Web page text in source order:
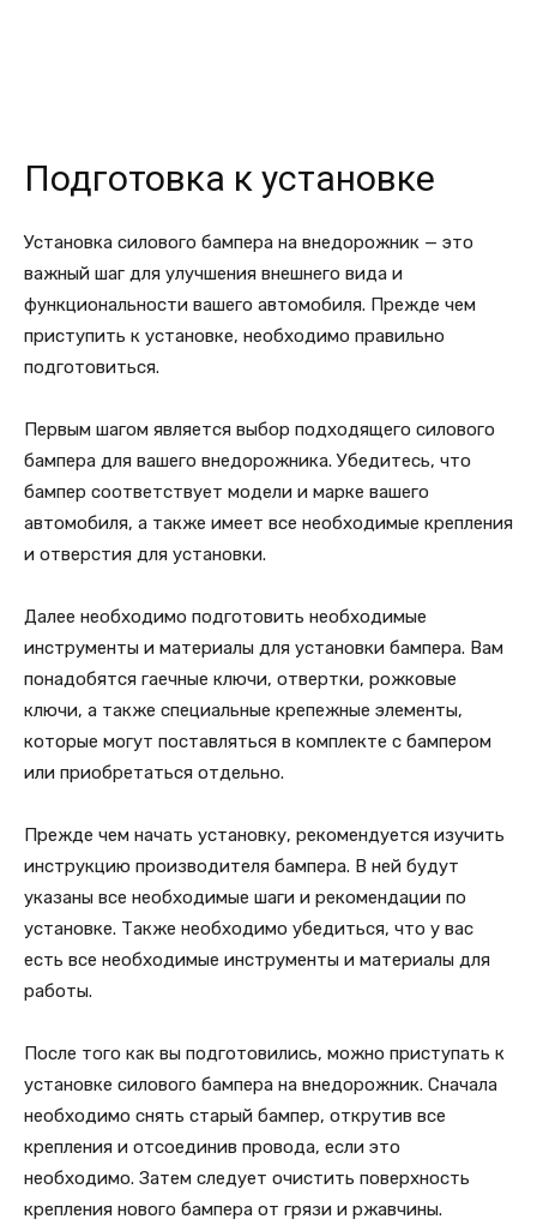
Подготовка к установке
Установка силового бампера на внедорожник — это
важный шаг для улучшения внешнего вида и
функциональности вашего автомобиля. Прежде чем
приступить к установке, необходимо правильно
подготовиться.
Первым шагом является выбор подходящего силового
бампера для вашего внедорожника. Убедитесь, что
бампер соответствует модели и марке вашего
автомобиля, а также имеет все необходимые крепления
и отверстия для установки.
Далее необходимо подготовить необходимые
инструменты и материалы для установки бампера. Вам
понадобятся гаечные ключи, отвертки, рожковые
ключи, а также специальные крепежные элементы,
которые могут поставляться в комплекте с бампером
или приобретаться отдельно.
Прежде чем начать установку, рекомендуется изучить
инструкцию производителя бампера. В ней будут
указаны все необходимые шаги и рекомендации по
установке. Также необходимо убедиться, что у вас
есть все необходимые инструменты и материалы для
работы.
После того как вы подготовились, можно приступать к
установке силового бампера на внедорожник. Сначала
необходимо снять старый бампер, открутив все
крепления и отсоединив провода, если это
необходимо. Затем следует очистить поверхность
крепления нового бампера от грязи и ржавчины.